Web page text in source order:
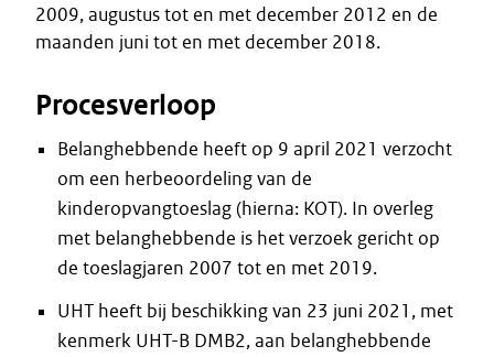
2009, augustus tot en met december 2012 en de
maanden juni tot en met december 2018.
Procesverloop
Belanghebbende heeft op 9 april 2021 verzocht
om een herbeoordeling van de
kinderopvangtoeslag (hierna: KOT). In overleg
met belanghebbende is het verzoek gericht op
de toeslagjaren 2007 tot en met 2019.
UHT heeft bij beschikking van 23 juni 2021, met
kenmerk UHT-B DMB2, aan belanghebbende